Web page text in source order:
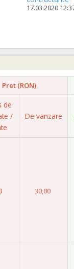
17.03.2020
Pret (RON)
de
/
De vanzare
30,00